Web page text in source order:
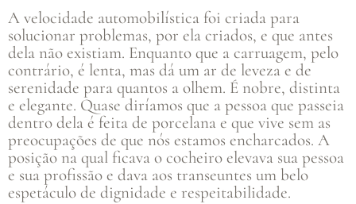
A velocidade automobilística foi criada para
solucionar problemas, por ela criados, e que antes
dela não existiam. Enquanto que a carruagem, pelo
contrário, é lenta, mas dá um ar de leveza e de
serenidade para quantos a olhem. É nobre, distinta
e elegante. Quase diríamos que a pessoa que passeia
dentro dela é feita de porcelana e que vive sem as
preocupações de que nós estamos encharcados. A
posição na qual ficava o cocheiro elevava sua pessoa
e sua profissão e dava aos transeuntes um belo
espetáculo de dignidade e respeitabilidade.